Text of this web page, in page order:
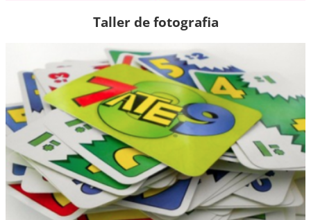
Taller de fotografia